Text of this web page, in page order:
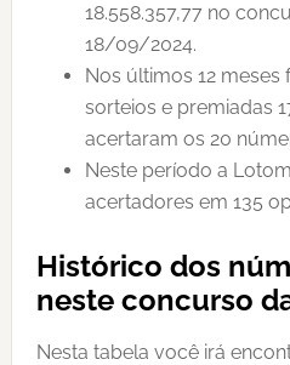
18.558.357,77 no
18/09/2024.
Nos últimos 12 meses
sorteios e premiadas
acertaram os 20
Neste período a
acertadores em 135
Histórico dos
neste concurso
Nesta tabela você irá